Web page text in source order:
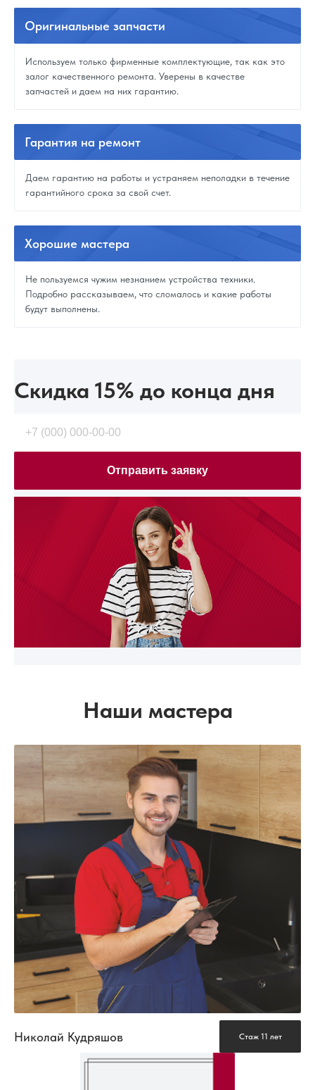
Оригинальные запчасти
Используем только фирменные комплектующие, так как это
залог качественного ремонта. Уверены в качестве
запчастей и даем на них гарантию.
Гарантия на ремонт
Даем гарантию на работы и устраняем неполадки в течение
гарантийного срока за свой счет.
Хорошие мастера
Не пользуемся чужим незнанием устройства техники.
Подробно рассказываем, что сломалось и какие работы
будут выполнены.
Скидка 15% до конца дня
Отправить заявку
Наши мастера
Николай Кудряшов Стаж 11 лет